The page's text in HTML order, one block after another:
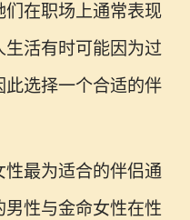
在职场上通常表现
活有时可能因为过
选择一个合适的伴
最为适合的伴侣通
性与金命女性在性